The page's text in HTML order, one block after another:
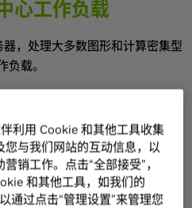
量进行迭代。这将彻底改变我
得逼真感。
构师 Francesco Giordana
心工作负载
，处理大多数图形和计算密集型
负载。
利用 Cookie 和其他工具收集
与我们网站的互动信息，以
销工作。点击“全部接受”，
和其他工具，如我们的
通过点击“管理设置”来管理您